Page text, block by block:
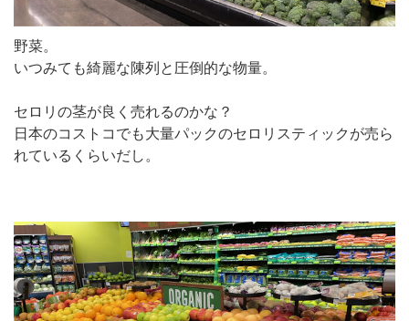
野菜。
いつみても綺麗な陳列と圧倒的な物量。
セロリの茎が良く売れるのかな？
日本のコストコでも大量パックのセロリスティックが売ら
れているくらいだし。